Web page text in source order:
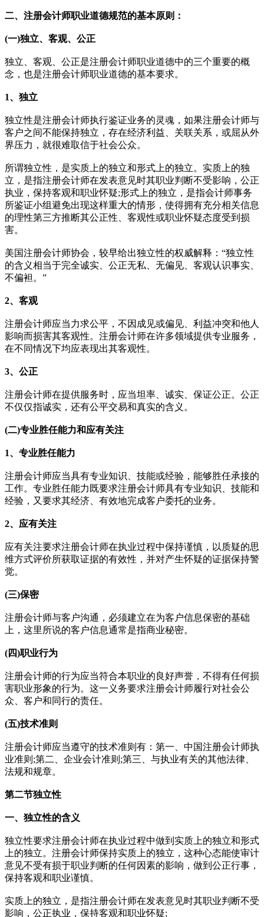
二、注册会计师职业道德规范的基本原则：
(一)独立、客观、公正
独立、客观、公正是注册会计师职业道德中的三个重要的概
念，也是注册会计师职业道德的基本要求。
1、独立
独立性是注册会计师执行鉴证业务的灵魂，如果注册会计师与
客户之间不能保持独立，存在经济利益、关联关系，或屈从外
界压力，就很难取信于社会公众。
所谓独立性，是实质上的独立和形式上的独立。实质上的独
立，是指注册会计师在发表意见时其职业判断不受影响，公正
执业，保持客观和职业怀疑;形式上的独立，是指会计师事务
所鉴证小组避免出现这样重大的情形，使得拥有充分相关信息
的理性第三方推断其公正性、客观性或职业怀疑态度受到损
害。
美国注册会计师协会，较早给出独立性的权威解释：“独立性
的含义相当于完全诚实、公正无私、无偏见、客观认识事实、
不偏袒。”
2、客观
注册会计师应当力求公平，不因成见或偏见、利益冲突和他人
影响而损害其客观性。注册会计师在许多领域提供专业服务，
在不同情况下均应表现出其客观性。
3、公正
注册会计师在提供服务时，应当坦率、诚实、保证公正。公正
不仅仅指诚实，还有公平交易和真实的含义。
(二)专业胜任能力和应有关注
1、专业胜任能力
注册会计师应当具有专业知识、技能或经验，能够胜任承接的
工作。专业胜任能力既要求注册会计师具有专业知识、技能和
经验，又要求其经济、有效地完成客户委托的业务。
2、应有关注
应有关注要求注册会计师在执业过程中保持谨慎，以质疑的思
维方式评价所获取证据的有效性，并对产生怀疑的证据保持警
觉。
(三)保密
注册会计师与客户沟通，必须建立在为客户信息保密的基础
上，这里所说的客户信息通常是指商业秘密。
(四)职业行为
注册会计师的行为应当符合本职业的良好声誉，不得有任何损
害职业形象的行为。这一义务要求注册会计师履行对社会公
众、客户和同行的责任。
(五)技术准则
注册会计师应当遵守的技术准则有：第一、中国注册会计师执
业准则;第二、企业会计准则;第三、与执业有关的其他法律、
法规和规章。
第二节独立性
一、独立性的含义
独立性要求注册会计师在执业过程中做到实质上的独立和形式
上的独立。注册会计师保持实质上的独立，这种心态能使审计
意见不受有损于职业判断的任何因素的影响，做到公正行事，
保持客观和职业谨慎。
实质上的独立，是指注册会计师在发表意见时其职业判断不受
影响，公正执业，保持客观和职业怀疑;